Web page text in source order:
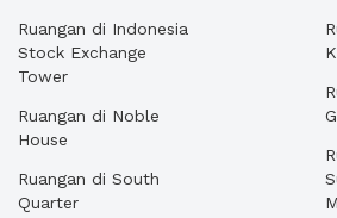
Ruangan di Indonesia
Stock Exchange
Tower
Ruangan di Noble
House
Ruangan di South
Quarter